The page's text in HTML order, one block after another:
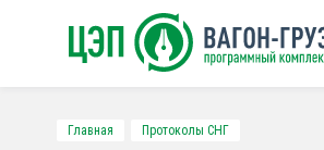
Главная Протоколы СНГ